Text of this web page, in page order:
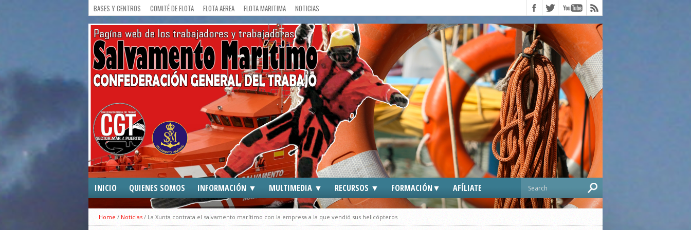
BASES Y CENTROS COMITÉ DE FLOTA FLOTA AEREA FLOTA MARITIMA NOTICIAS
INICIO QUIENES SOMOS INFORMACIÓN ▼
COMUNICADOS
CONVENIOS
MULTIMEDIA ▼
CGT EN MEDIOS
FOTOGRAFIAS
RECURSOS ▼
ENLACES DE INTERES
TRAFFIC
FORMACIÓN▼
CGT ►
AFÍLIATE
Home / Noticias / La Xunta contrata el salvamento marítimo con la empresa a la que vendió sus helicópteros